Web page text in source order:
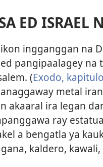
ED ISRAEL
ingganggan na
pangipaalagey na
(Exodo,
metal
akaaral ira legan
ray
a bengatla ya
kaldero,